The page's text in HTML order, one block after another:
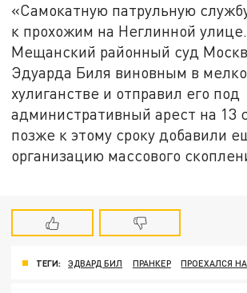
«Самокатную патрульную
к прохожим на Неглинной
Мещанский районный суд
Эдуарда Биля виновным в
хулиганстве и отправил его под
административный арест на 13
позже к этому сроку добавили
организацию массового
ТЕГИ: ЭДВАРД БИЛ ПРАНКЕР ПРОЕХАЛСЯ